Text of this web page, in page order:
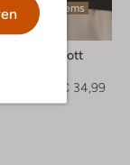
Laatste items
-50%
Lyle & Scott
€ 34,99